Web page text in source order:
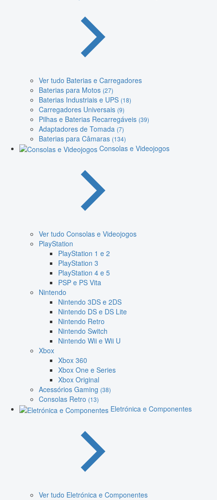
Ver tudo Baterias e Carregadores
Baterias para Motos (27)
Baterias Industriais e UPS (18)
Carregadores Universais (9)
Pilhas e Baterias Recarregáveis (39)
Adaptadores de Tomada (7)
Baterias para Câmaras (134)
Consolas e Videojogos
Ver tudo Consolas e Videojogos
PlayStation
PlayStation 1 e 2
PlayStation 3
PlayStation 4 e 5
PSP e PS Vita
Nintendo
Nintendo 3DS e 2DS
Nintendo DS e DS Lite
Nintendo Retro
Nintendo Switch
Nintendo Wii e Wii U
Xbox
Xbox 360
Xbox One e Series
Xbox Original
Acessórios Gaming (38)
Consolas Retro (13)
Eletrónica e Componentes
Ver tudo Eletrónica e Componentes